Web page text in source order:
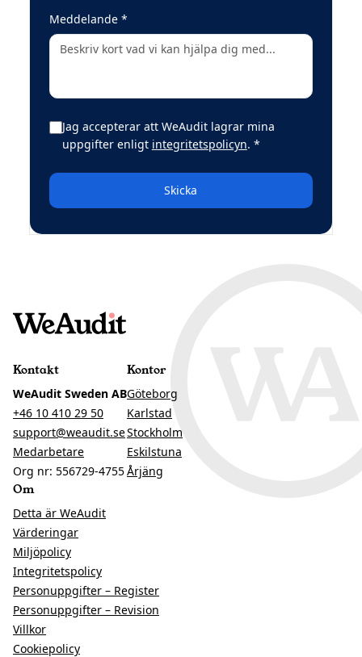
Meddelande *(obligatoriskt)
Jag accepterar att WeAudit lagrar mina
uppgifter enligt integritetspolicyn. *(obligatoriskt)
Skicka
Kontakt
WeAudit Sweden AB
+46 10 410 29 50
support@weaudit.se
Medarbetare
Org nr: 556729-4755
Kontor
Göteborg
Karlstad
Stockholm
Eskilstuna
Årjäng
Om
Detta är WeAudit
Värderingar
Miljöpolicy
Integritetspolicy
Personuppgifter – Register
Personuppgifter – Revision
Villkor
Cookiepolicy